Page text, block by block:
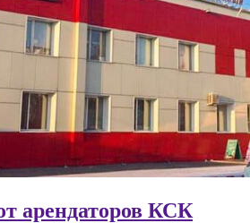
арендаторов КСК